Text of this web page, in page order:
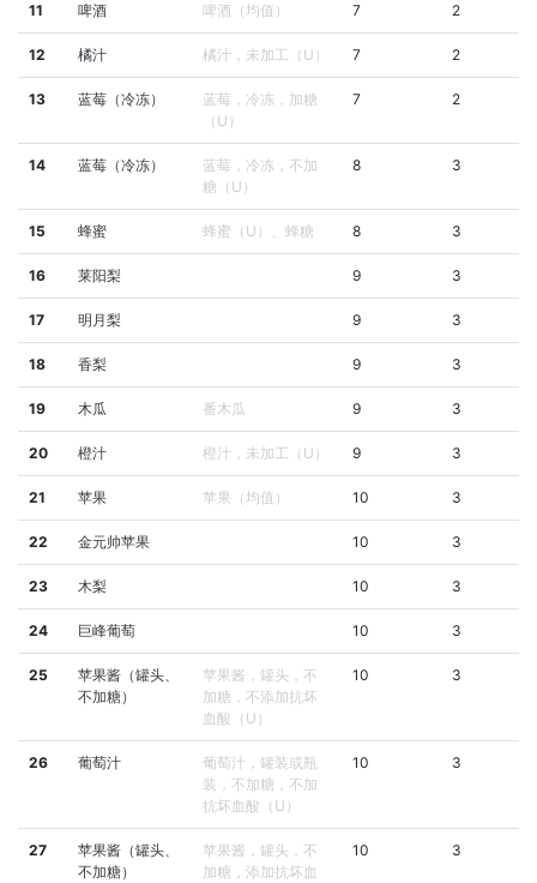
11 啤酒 啤酒（均值） 7 2
12 橘汁 橘汁，未加工（U） 7 2
13 蓝莓（冷冻）
蓝莓，冷冻，加糖
（U）
7 2
14 蓝莓（冷冻）
蓝莓，冷冻，不加
糖（U）
8 3
15 蜂蜜 蜂蜜（U）、蜂糖 8 3
16 莱阳梨 9 3
17 明月梨 9 3
18 香梨 9 3
19 木瓜 番木瓜 9 3
20 橙汁 橙汁，未加工（U） 9 3
21 苹果 苹果（均值） 10 3
22 金元帅苹果 10 3
23 木梨 10 3
24 巨峰葡萄 10 3
25
苹果酱（罐头、
不加糖）
苹果酱，罐头，不
加糖，不添加抗坏
血酸（U）
10 3
26 葡萄汁
葡萄汁，罐装或瓶
装，不加糖，不加
抗坏血酸（U）
10 3
27
苹果酱（罐头、
不加糖）
苹果酱，罐头，不
加糖，添加抗坏血
10 3